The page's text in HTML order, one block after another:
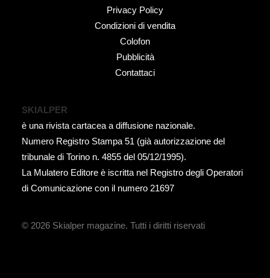
Privacy Policy
Condizioni di vendita
Colofon
Pubblicità
Contattaci
SKIALPER
è una rivista cartacea a diffusione nazionale.
Numero Registro Stampa 51 (già autorizzazione del
tribunale di Torino n. 4855 del 05/12/1995).
La Mulatero Editore è iscritta nel Registro degli Operatori
di Comunicazione con il numero 21697
© 2026 Skialper magazine. Tutti i diritti riservati